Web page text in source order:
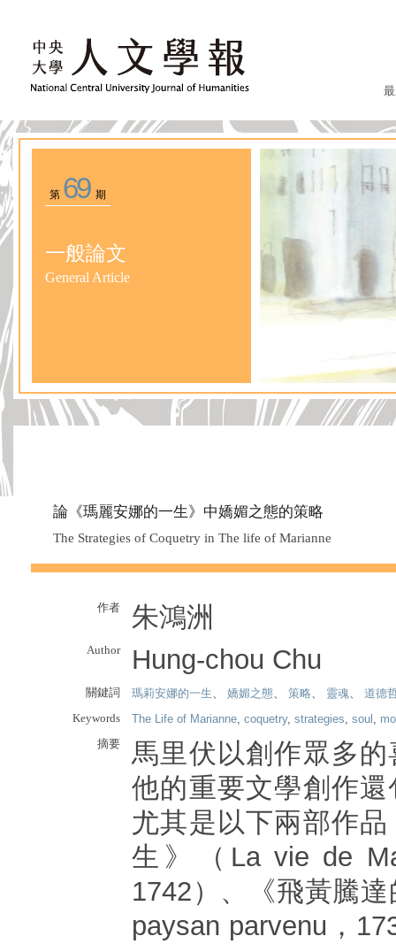
第 69期
一般論文
General Article
論《瑪麗安娜的一生》中嬌媚之態的策略
The Strategies of Coquetry in The life of Marianne
作者 朱鴻洲
Author Hung-chou Chu
關鍵詞 瑪莉安娜的一生、 嬌媚之態、 策略、 靈魂、 道德
Keywords
The Life of Marianne, coquetry, strategies, soul ,
摘要
馬里伏以創作眾多
他的重要文學創作
尤其是以下兩部作
生》（La vie de
1742）、《飛黃騰
paysan parvenu，